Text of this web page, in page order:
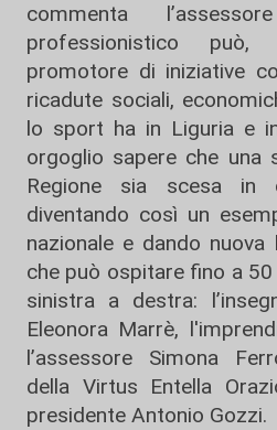
commenta
professionistico
promotore di iniziative
ricadute sociali,
lo sport ha in Liguria e
orgoglio sapere che una
Regione sia scesa in
diventando così un
nazionale e dando
che può ospitare fino a
sinistra a destra:
Eleonora Marrè,
l’assessore Simona
della Virtus Entella
presidente Antonio Gozzi.